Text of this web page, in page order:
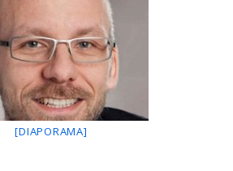
[DIAPORAMA]